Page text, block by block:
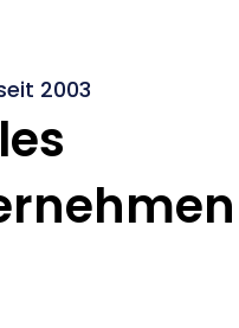
2003